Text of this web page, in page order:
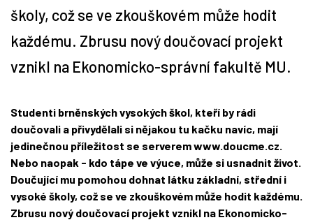
školy, což se ve zkouškovém může hodit
každému. Zbrusu nový doučovací projekt
vznikl na Ekonomicko-správní fakultě MU.
Studenti brněnských vysokých škol, kteří by rádi
doučovali a přivydělali si nějakou tu kačku navíc, mají
jedinečnou příležitost se serverem www.doucme.cz.
Nebo naopak - kdo tápe ve výuce, může si usnadnit život.
Doučující mu pomohou dohnat látku základní, střední i
vysoké školy, což se ve zkouškovém může hodit každému.
Zbrusu nový doučovací projekt vznikl na Ekonomicko-